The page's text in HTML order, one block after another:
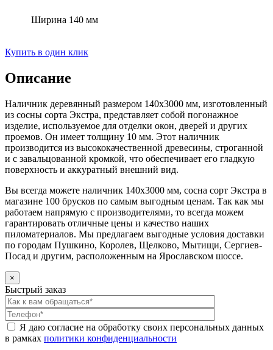
Ширина 140 мм
Купить в один клик
Описание
Наличник деревянный размером 140х3000 мм, изготовленный
из сосны сорта Экстра, представляет собой погонажное
изделие, используемое для отделки окон, дверей и других
проемов. Он имеет толщину 10 мм. Этот наличник
производится из высококачественной древесины, строганной
и с завальцованной кромкой, что обеспечивает его гладкую
поверхность и аккуратный внешний вид.
Вы всегда можете наличник 140х3000 мм, сосна сорт Экстра в
магазине 100 брусков по самым выгодным ценам. Так как мы
работаем напрямую с производителями, то всегда можем
гарантировать отличные цены и качество наших
пиломатериалов. Мы предлагаем выгодные условия доставки
по городам Пушкино, Королев, Щелково, Мытищи, Сергиев-
Посад и другим, расположенным на Ярославском шоссе.
×
Быстрый заказ
Я даю согласие на обработку своих персональных данных
в рамках политики конфиденциальности